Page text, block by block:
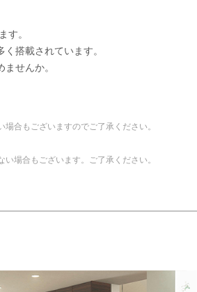
す。
搭載されています。
せんか。
合もございますのでご了承ください。
場合もございます。ご了承ください。